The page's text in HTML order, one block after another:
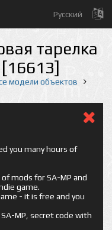
Русский
тарелка
модели объектов
you many hours of
mods for SA-MP and
game.
- it is free and you
MP, secret code with